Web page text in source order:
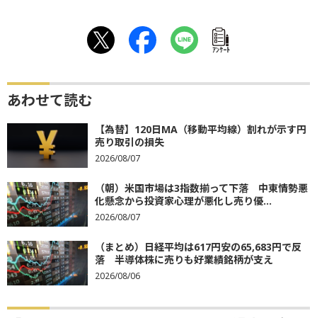
ｱﾝｹｰﾄ
あわせて読む
【為替】120日MA（移動平均線）割れが示す円
売り取引の損失
2026/08/07
（朝）米国市場は3指数揃って下落 中東情勢悪
化懸念から投資家心理が悪化し売り優...
2026/08/07
（まとめ）日経平均は617円安の65,683円で反
落 半導体株に売りも好業績銘柄が支え
2026/08/06